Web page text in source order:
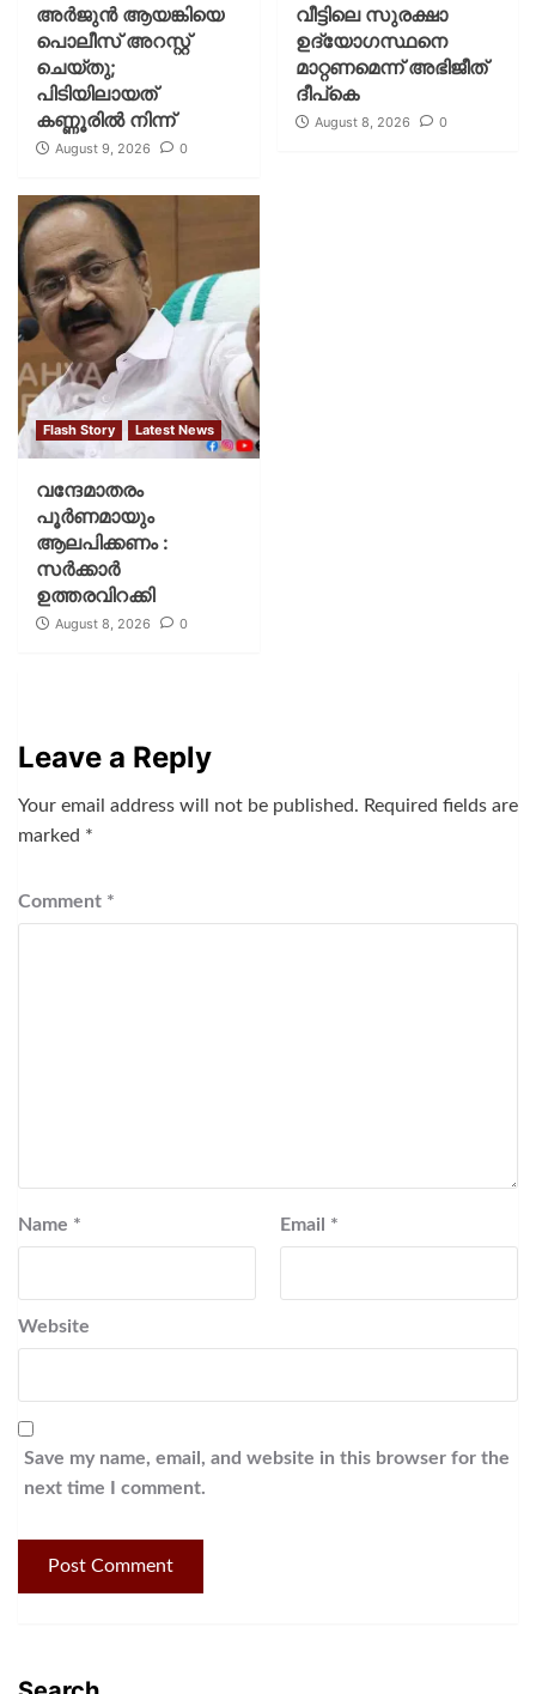
അർജുൻ ആയങ്കിയെ
പൊലീസ് അറസ്റ്റ്
ചെയ്‌തു;
പിടിയിലായത്
കണ്ണൂരിൽ നിന്ന്
August 9, 2026 0
വീട്ടിലെ സുരക്ഷാ
ഉദ്യോഗസ്ഥനെ
മാറ്റണമെന്ന് അഭിജീത്
ദീപ്‌കെ
August 8, 2026 0
Flash Story Latest News
വന്ദേമാതരം
പൂര്‍ണമായും
ആലപിക്കണം :
സര്‍ക്കാര്‍
ഉത്തരവിറക്കി
August 8, 2026 0
Leave a Reply
Your email address will not be published. Required fields are
marked *
Comment *
Name * Email *
Website
Save my name, email, and website in this browser for the
next time I comment.